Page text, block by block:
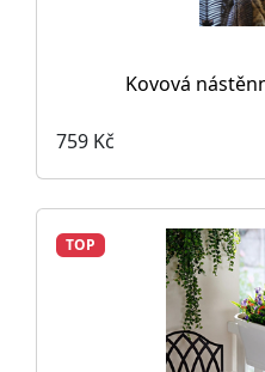
Kovová
759 Kč
TOP